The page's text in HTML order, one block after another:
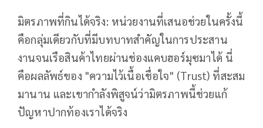
​มิตรภาพที่กินได้จริง: หน่วยงานที่เสนอช่วยในครั้งนี้
คือกลุ่มเดียวกับที่มีบทบาทสำคัญในการประสาน
งานจนเรือสินค้าไทยผ่านช่องแคบฮอร์มุซมาได้ นี่
คือผลลัพธ์ของ "ความไว้เนื้อเชื่อใจ" (Trust) ที่สะสม
มานาน และเขากำลังพิสูจน์ว่ามิตรภาพนี้ช่วยแก้
ปัญหาปากท้องเราได้จริง